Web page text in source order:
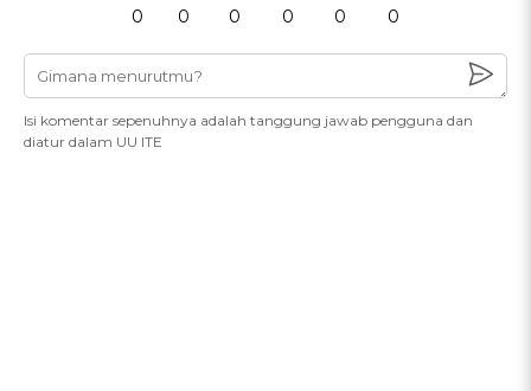
0 0 0 0 0 0
Isi komentar sepenuhnya adalah tanggung jawab pengguna dan
diatur dalam UU ITE